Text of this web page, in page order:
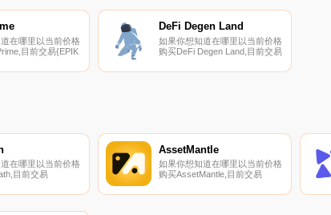
。您可以在我们的
所页面上找到其他
货币交易所页面上找到其他列
表.
在哪里以当前价格
目前交易{EPIK
KuCoin、Gate.io、
DeFi Degen Land
如果你想知道在哪里以当前价格
购买DeFi Degen Land,目前交易
加密货币交易所是CoinTiger和
在哪里以当前价格
目前交易
、Gate.io、
AssetMantle
如果你想知道在哪里以当前价格
购买AssetMantle,目前交易
币交易所是Bitrue、LBank、